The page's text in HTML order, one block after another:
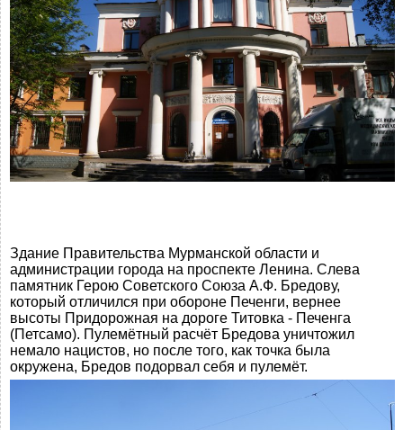
Здание Правительства Мурманской области и
администрации города на проспекте Ленина. Слева
памятник Герою Советского Союза А.Ф. Бредову,
который отличился при обороне Печенги, вернее
высоты Придорожная на дороге Титовка - Печенга
(Петсамо). Пулемётный расчёт Бредова уничтожил
немало нацистов, но после того, как точка была
окружена, Бредов подорвал себя и пулемёт.